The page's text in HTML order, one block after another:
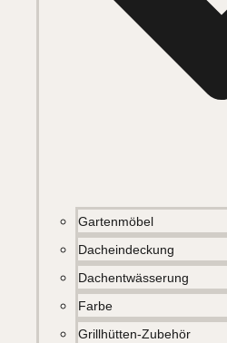
Gartenmöbel
Dacheindeckung
Dachentwässerung
Farbe
Grillhütten-Zubehör